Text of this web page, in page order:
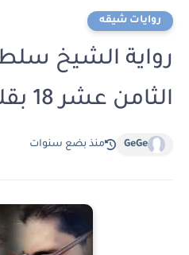
روايات شيقه
رواية الشيخ
الثامن عشر 18 بقلم زينب نور
GeGe منذ بضع سنوات